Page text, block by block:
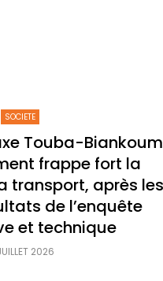
SOCIETE
Touba-
frappe fort la
transport, après les
de l’enquête
et technique
2026